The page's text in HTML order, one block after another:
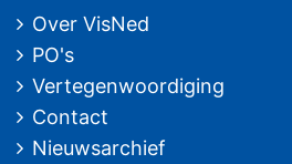
Over VisNed
PO's
Vertegenwoordiging
Contact
Nieuwsarchief